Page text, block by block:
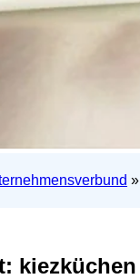
»
kiezküchen